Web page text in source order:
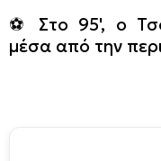
⚽ Στο 95', ο
μέσα από την